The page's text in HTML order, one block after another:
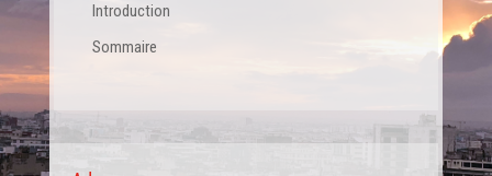
Introduction
Sommaire